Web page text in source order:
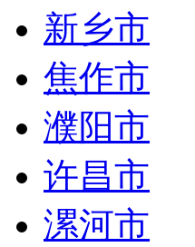
新乡市
焦作市
濮阳市
许昌市
漯河市